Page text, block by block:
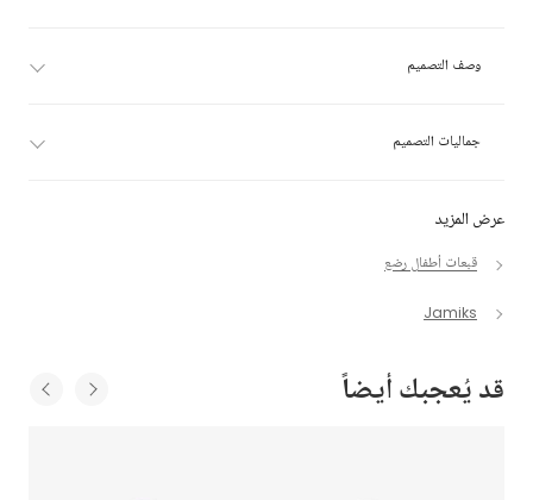
عرض المزيد
قبعات أطفال رضع
Jamiks
وصف التصميم
جماليات التصميم
قد يُعجبك أيضاً